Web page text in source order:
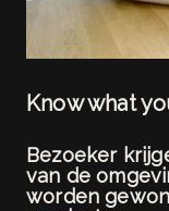
Know what
Bezoeker
van de
worden